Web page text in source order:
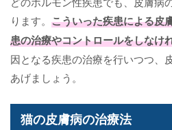
ります。 こういった疾患による皮
患の治療やコントロールをしなけ
因となる疾患の治療を行いつつ、
あげましょう。
猫の皮膚病の治療法